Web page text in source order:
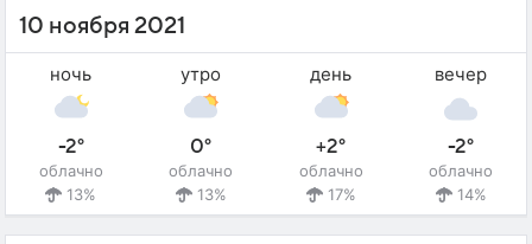
10 ноября 2021
ночь
-2°
облачно
13%
утро
0°
облачно
13%
день
+2°
облачно
17%
вечер
-2°
облачно
14%